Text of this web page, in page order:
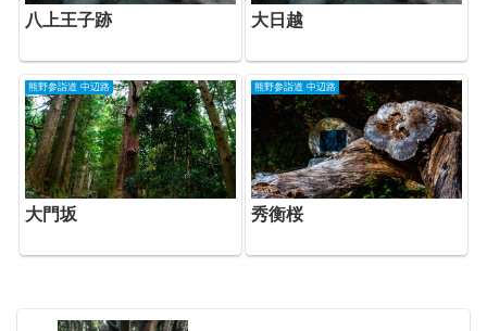
八上王子跡 大日越
熊野参詣道 中辺路
大門坂
熊野参詣道 中辺路
秀衡桜